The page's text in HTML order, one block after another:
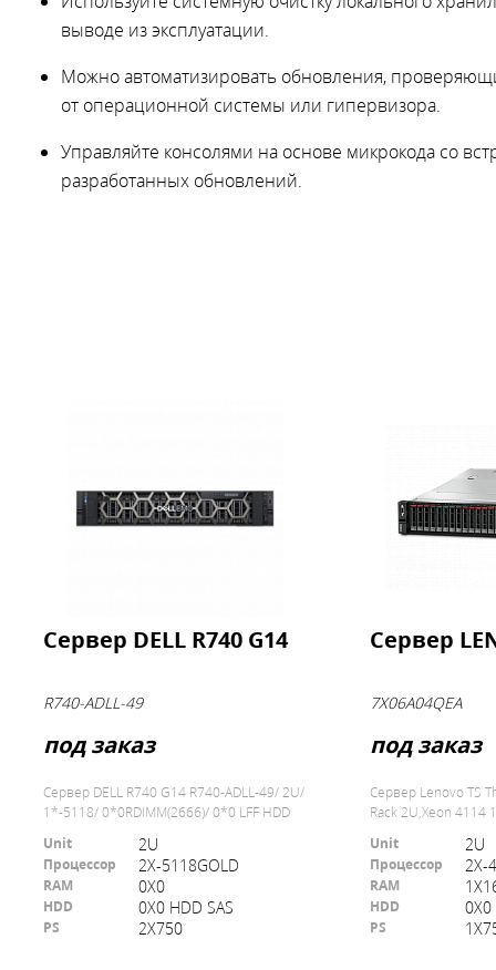
выводе из эксплуатации.
Можно автоматизировать обновления,
от операционной системы или гипервизора.
Управляйте консолями на основе микрокода со
разработанных обновлений.
Сервер DELL R740 G14
R740-ADLL-49
под заказ
Сервер DELL R740 G14 R740-ADLL-49/ 2U/
1*-5118/ 0*0RDIMM(2666)/ 0*0 LFF HDD
Unit 2U
Процессор 2X-5118GOLD
RAM 0X0
HDD 0X0 HDD SAS
PS 2Х750
Сервер
7X06A04QEA
под заказ
Сервер Lenovo TS
Rack 2U,Xeon 4114
Unit 2U
Процессор 2X-
RAM
HDD 0X0
PS